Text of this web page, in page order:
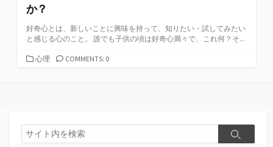
か？
好奇心とは、新しいことに興味を持って、知りたい・試してみたい
と感じる心のこと。 誰でも子供の頃は好奇心満々で、これ何？そ...
カ心理 COMMENTS: 0
検
索
検